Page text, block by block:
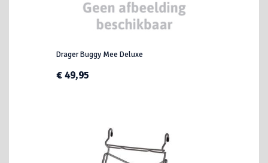
Drager Buggy Mee Deluxe
€ 49,95